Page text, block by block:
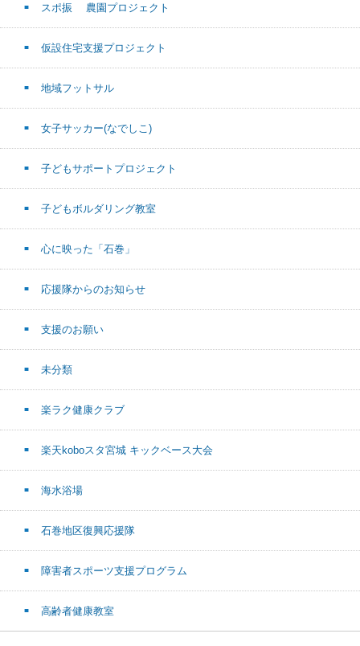
スポ振 農園プロジェクト
仮設住宅支援プロジェクト
地域フットサル
女子サッカー(なでしこ)
子どもサポートプロジェクト
子どもボルダリング教室
心に映った「石巻」
応援隊からのお知らせ
支援のお願い
未分類
楽ラク健康クラブ
楽天koboスタ宮城 キックベース大会
海水浴場
石巻地区復興応援隊
障害者スポーツ支援プログラム
高齢者健康教室